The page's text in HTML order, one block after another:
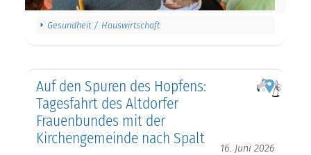
Gesundheit / Hauswirtschaft
Auf den Spuren des Hopfens:
Tagesfahrt des Altdorfer
Frauenbundes mit der
Kirchengemeinde nach Spalt
16. Juni 2026